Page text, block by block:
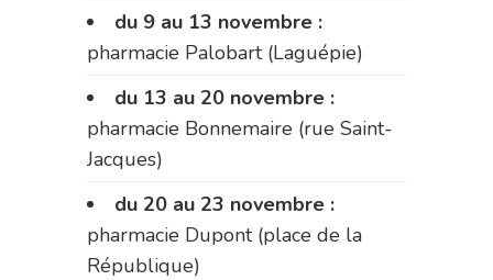
du 9 au 13 novembre :
pharmacie Palobart (Laguépie)
du 13 au 20 novembre :
pharmacie Bonnemaire (rue Saint-
Jacques)
du 20 au 23 novembre :
pharmacie Dupont (place de la
République)